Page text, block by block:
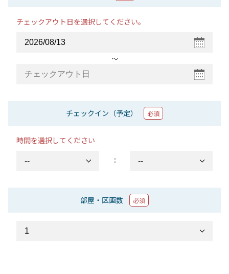
チェックアウト日を選択してください。
〜
チェックイン（予定） 必須
時間を選択してください
：
部屋・区画数 必須